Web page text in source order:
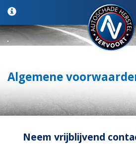
Algemene
Neem vrijblijvend